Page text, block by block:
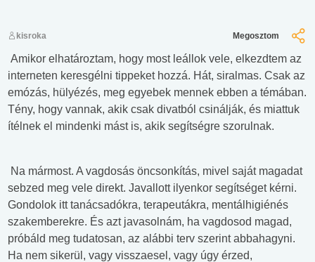
kisroka Megosztom
Amikor elhatároztam, hogy most leállok vele, elkezdtem az
interneten keresgélni tippeket hozzá. Hát, siralmas. Csak az
emózás, hülyézés, meg egyebek mennek ebben a témában.
Tény, hogy vannak, akik csak divatból csinálják, és miattuk
ítélnek el mindenki mást is, akik segítségre szorulnak.
Na mármost. A vagdosás öncsonkítás, mivel saját magadat
sebzed meg vele direkt. Javallott ilyenkor segítséget kérni.
Gondolok itt tanácsadókra, terapeutákra, mentálhigiénés
szakemberekre. És azt javasolnám, ha vagdosod magad,
próbáld meg tudatosan, az alábbi terv szerint abbahagyni.
Ha nem sikerül, vagy visszaesel, vagy úgy érzed,